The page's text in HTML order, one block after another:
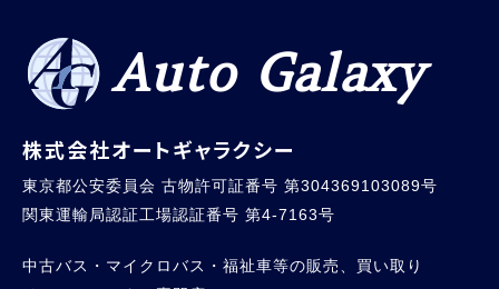
Auto Galaxy
株式会社オートギャラクシー
東京都公安委員会 古物許可証番号 第304369103089号
関東運輸局認証工場認証番号 第4-7163号
中古バス・マイクロバス・福祉車等の販売、買い取り